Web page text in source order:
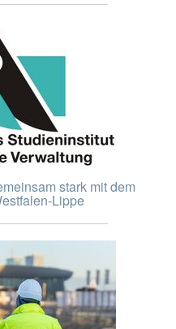
stark mit dem
Lippe